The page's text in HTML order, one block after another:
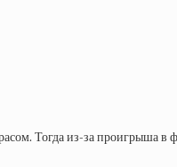
Тогда из-за проигрыша в